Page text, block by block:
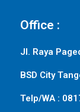
Office :
Jl. Raya
BSD City
Telp/WA :